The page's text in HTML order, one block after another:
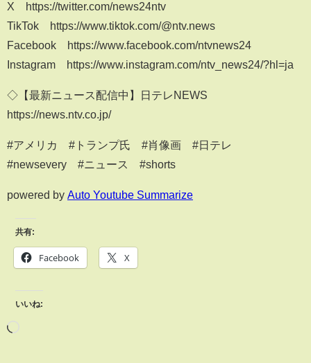
X https://twitter.com/news24ntv
TikTok https://www.tiktok.com/@ntv.news
Facebook https://www.facebook.com/ntvnews24
Instagram https://www.instagram.com/ntv_news24/?hl=ja
◇【最新ニュース配信中】日テレNEWS
https://news.ntv.co.jp/
#アメリカ #トランプ氏 #肖像画 #日テレ
#newsevery #ニュース #shorts
powered by Auto Youtube Summarize
共有:
Facebook X
いいね: